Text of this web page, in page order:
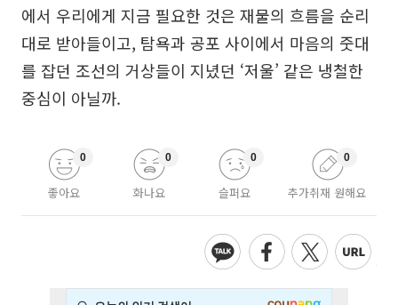
에서 우리에게 지금 필요한 것은 재물의 흐름을 순리
대로 받아들이고, 탐욕과 공포 사이에서 마음의 줏대
를 잡던 조선의 거상들이 지녔던 ‘저울’ 같은 냉철한
중심이 아닐까.
좋아요
0
화나요
0
슬퍼요
0
추가취재 원해요
0